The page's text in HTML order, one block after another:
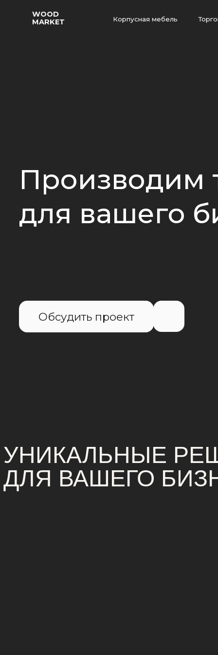
Корпусная мебель Торговая
WOOD
MARKET
Производим
для вашего
Этапы работы Наши проекты
УНИКАЛЬНЫЕ
ДЛЯ ВАШЕГО